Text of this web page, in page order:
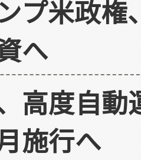
プ米政
へ
高度自
施行へ